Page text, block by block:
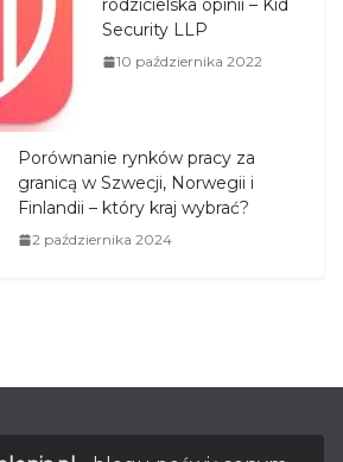
rodzicielska opinii – Kid
Security LLP
10 października 2022
Porównanie rynków pracy za
granicą w Szwecji, Norwegii i
Finlandii – który kraj wybrać?
2 października 2024